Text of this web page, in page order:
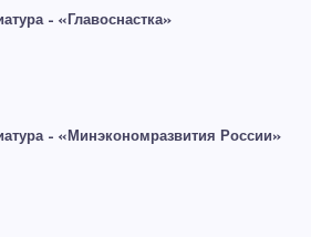
– «Главоснастка»
– «Минэкономразвития России»